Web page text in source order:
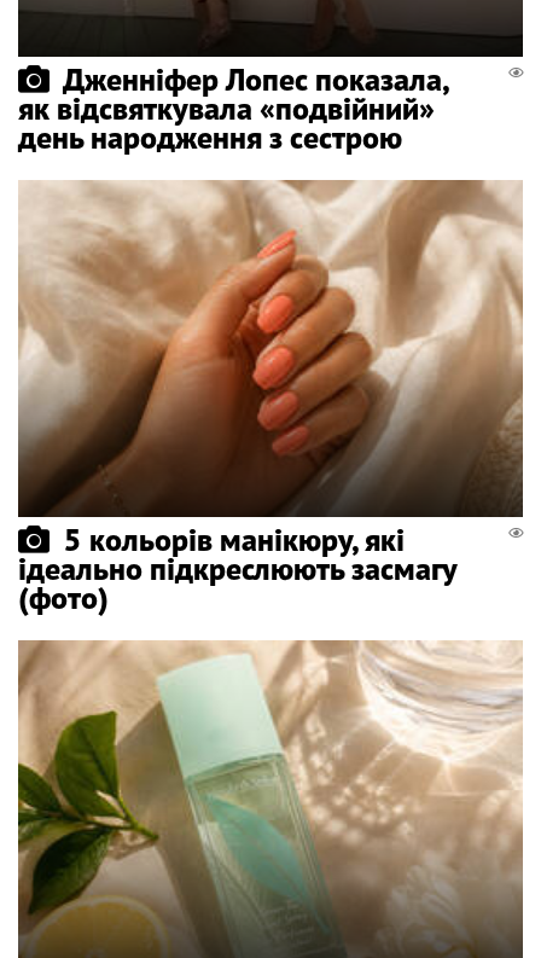
Дженніфер Лопес показала,
як відсвяткувала «подвійний»
день народження з сестрою
5 кольорів манікюру, які
ідеально підкреслюють засмагу
(фото)